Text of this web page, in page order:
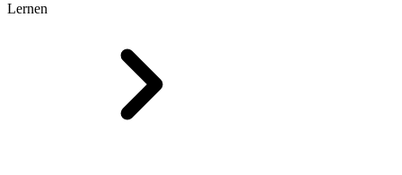
Lernen